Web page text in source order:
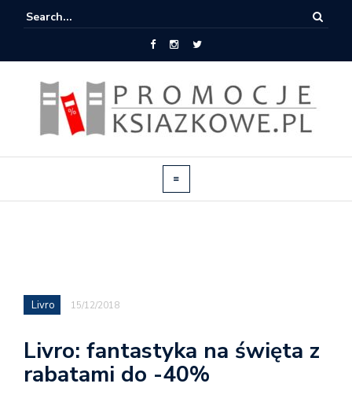
Livro 15/12/2018
Livro: fantastyka na święta z
rabatami do -40%